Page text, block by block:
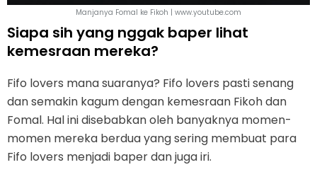
Manjanya Fomal ke Fikoh | www.youtube.com
Siapa sih yang nggak baper lihat
kemesraan mereka?
Fifo lovers mana suaranya? Fifo lovers pasti senang
dan semakin kagum dengan kemesraan Fikoh dan
Fomal. Hal ini disebabkan oleh banyaknya momen-
momen mereka berdua yang sering membuat para
Fifo lovers menjadi baper dan juga iri.